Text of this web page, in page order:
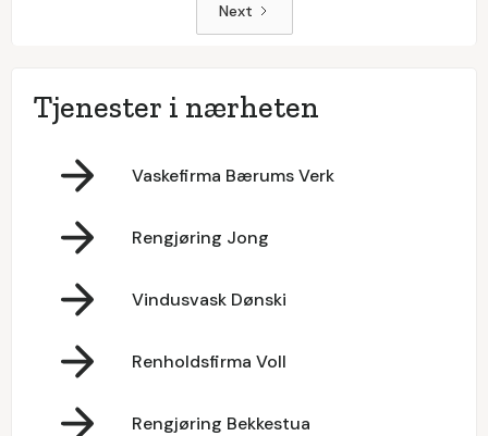
Next
Tjenester i nærheten
Vaskefirma Bærums Verk
Rengjøring Jong
Vindusvask Dønski
Renholdsfirma Voll
Rengjøring Bekkestua